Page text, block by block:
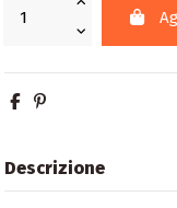
Descrizione